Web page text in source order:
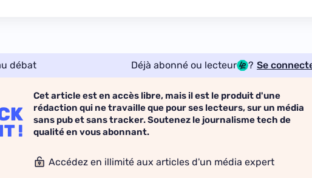
débat Déjà abonné ou lecteur ? Se
Cet article est en accès libre, mais il est le produit d'une
rédaction qui ne travaille que pour ses lecteurs, sur un média
sans pub et sans tracker. Soutenez le journalisme tech de
qualité en vous abonnant.
Accédez en illimité aux articles d'un média expert